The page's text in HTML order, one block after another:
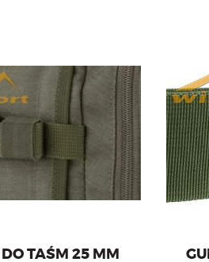
taśm o szerokości
25 mm.
TAŚM 25 MM
Gumy